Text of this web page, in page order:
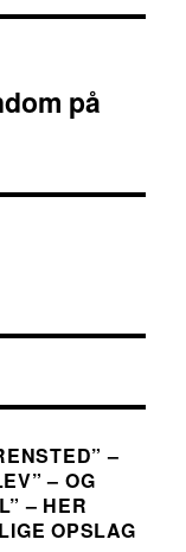
på
–
– OG
– HER
OPSLAG